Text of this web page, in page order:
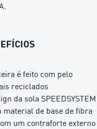
é feito com pelo
reciclados
da sola SPEEDSYSTEM
material de base de fibra
um contraforte externo